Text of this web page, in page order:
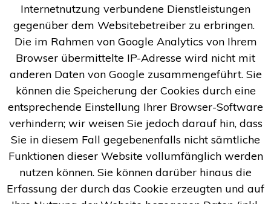
Internetnutzung verbundene Dienstleistungen
gegenüber dem Websitebetreiber zu erbringen.
Die im Rahmen von Google Analytics von Ihrem
Browser übermittelte IP-Adresse wird nicht mit
anderen Daten von Google zusammengeführt. Sie
können die Speicherung der Cookies durch eine
entsprechende Einstellung Ihrer Browser-Software
verhindern; wir weisen Sie jedoch darauf hin, dass
Sie in diesem Fall gegebenenfalls nicht sämtliche
Funktionen dieser Website vollumfänglich werden
nutzen können. Sie können darüber hinaus die
Erfassung der durch das Cookie erzeugten und auf